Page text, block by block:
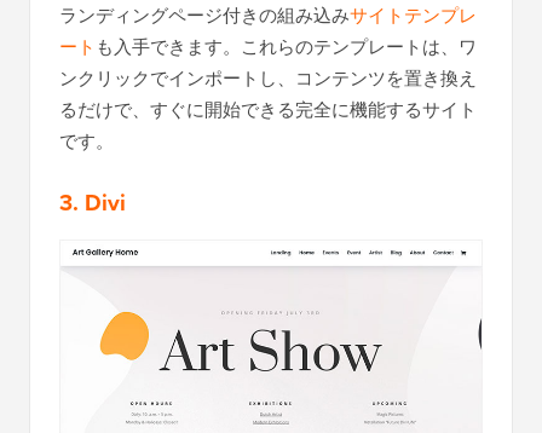
ランディングページ付きの組み込みサイトテンプレ
ート も入手できます。これらのテンプレートは、ワ
ンクリックでインポートし、コンテンツを置き換え
るだけで、すぐに開始できる完全に機能するサイト
です。
3. Divi